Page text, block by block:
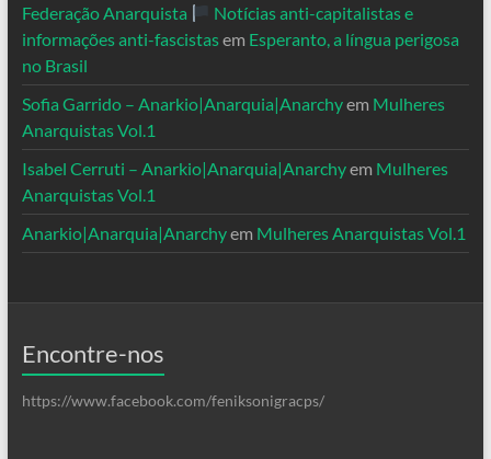
Federação Anarquista
Notícias anti-capitalistas e
informações anti-fascistasem Esperanto, a língua perigosa
no Brasil
Sofia Garrido – Anarkio|Anarquia|Anarchyem Mulheres
Anarquistas Vol.1
Isabel Cerruti – Anarkio|Anarquia|Anarchyem Mulheres
Anarquistas Vol.1
Anarkio|Anarquia|Anarchyem Mulheres Anarquistas Vol.1
Encontre-nos
https://www.facebook.com/feniksonigracps/